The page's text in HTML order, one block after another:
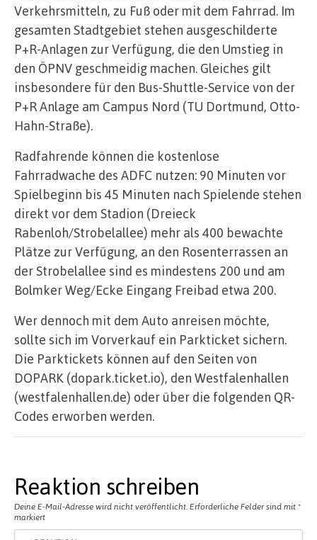
Verkehrsmitteln, zu Fuß oder mit dem Fahrrad. Im
gesamten Stadtgebiet stehen ausgeschilderte
P+R-Anlagen zur Verfügung, die den Umstieg in
den ÖPNV geschmeidig machen. Gleiches gilt
insbesondere für den Bus-Shuttle-Service von der
P+R Anlage am Campus Nord (TU Dortmund, Otto-
Hahn-Straße).
Radfahrende können die kostenlose
Fahrradwache des ADFC nutzen: 90 Minuten vor
Spielbeginn bis 45 Minuten nach Spielende stehen
direkt vor dem Stadion (Dreieck
Rabenloh/Strobelallee) mehr als 400 bewachte
Plätze zur Verfügung, an den Rosenterrassen an
der Strobelallee sind es mindestens 200 und am
Bolmker Weg/Ecke Eingang Freibad etwa 200.
Wer dennoch mit dem Auto anreisen möchte,
sollte sich im Vorverkauf ein Parkticket sichern.
Die Parktickets können auf den Seiten von
DOPARK (dopark.ticket.io), den Westfalenhallen
(westfalenhallen.de) oder über die folgenden QR-
Codes erworben werden.
Reaktion schreiben
Deine E-Mail-Adresse wird nicht veröffentlicht. Erforderliche Felder sind mit *
markiert